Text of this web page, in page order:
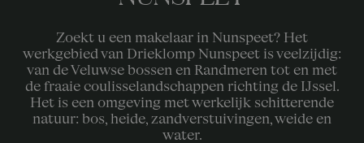
Zoekt u een makelaar in Nunspeet? Het
werkgebied van Drieklomp Nunspeet is veelzijdig:
van de Veluwse bossen en Randmeren tot en met
de fraaie coulisselandschappen richting de IJssel.
Het is een omgeving met werkelijk schitterende
natuur: bos, heide, zandverstuivingen, weide en
water.